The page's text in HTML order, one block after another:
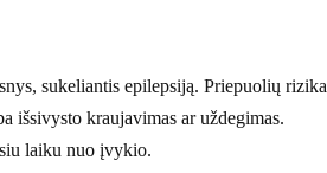
sukeliantis epilepsiją. Priepuolių rizika
išsivysto kraujavimas ar uždegimas.
laiku nuo įvykio.